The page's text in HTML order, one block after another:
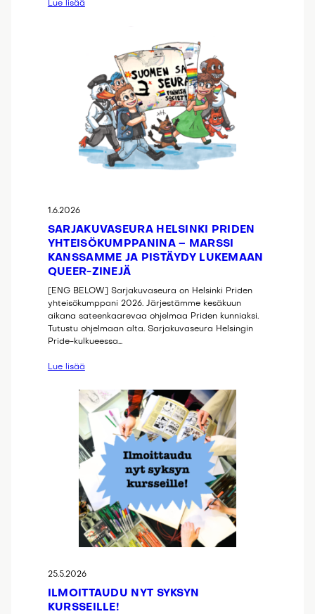
Lue lisää
1.6.2026
SARJAKUVASEURA HELSINKI PRIDEN
YHTEISÖKUMPPANINA – MARSSI
KANSSAMME JA PISTÄYDY LUKEMAAN
QUEER-ZINEJÄ
[ENG BELOW] Sarjakuvaseura on Helsinki Priden
yhteisökumppani 2026. Järjestämme kesäkuun
aikana sateenkaarevaa ohjelmaa Priden kunniaksi.
Tutustu ohjelmaan alta. Sarjakuvaseura Helsingin
Pride-kulkueessa…
Lue lisää
25.5.2026
ILMOITTAUDU NYT SYKSYN
KURSSEILLE!